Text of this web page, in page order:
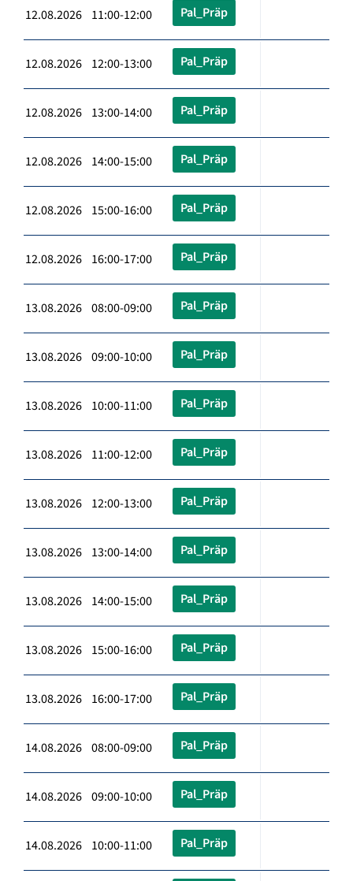
12.08.2026 11:00-12:00 Pal_Präp
12.08.2026 12:00-13:00 Pal_Präp
12.08.2026 13:00-14:00 Pal_Präp
12.08.2026 14:00-15:00 Pal_Präp
12.08.2026 15:00-16:00 Pal_Präp
12.08.2026 16:00-17:00 Pal_Präp
13.08.2026 08:00-09:00 Pal_Präp
13.08.2026 09:00-10:00 Pal_Präp
13.08.2026 10:00-11:00 Pal_Präp
13.08.2026 11:00-12:00 Pal_Präp
13.08.2026 12:00-13:00 Pal_Präp
13.08.2026 13:00-14:00 Pal_Präp
13.08.2026 14:00-15:00 Pal_Präp
13.08.2026 15:00-16:00 Pal_Präp
13.08.2026 16:00-17:00 Pal_Präp
14.08.2026 08:00-09:00 Pal_Präp
14.08.2026 09:00-10:00 Pal_Präp
14.08.2026 10:00-11:00 Pal_Präp